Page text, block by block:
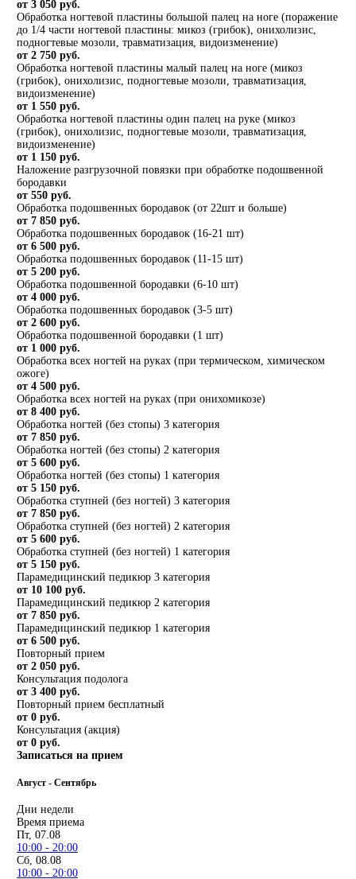
от 3 050 руб.
Обработка ногтевой пластины большой палец на ноге (поражение
до 1/4 части ногтевой пластины: микоз (грибок), онихолизис,
подногтевые мозоли, травматизация, видоизменение)
от 2 750 руб.
Обработка ногтевой пластины малый палец на ноге (микоз
(грибок), онихолизис, подногтевые мозоли, травматизация,
видоизменение)
от 1 550 руб.
Обработка ногтевой пластины один палец на руке (микоз
(грибок), онихолизис, подногтевые мозоли, травматизация,
видоизменение)
от 1 150 руб.
Наложение разгрузочной повязки при обработке подошвенной
бородавки
от 550 руб.
Обработка подошвенных бородавок (от 22шт и больше)
от 7 850 руб.
Обработка подошвенных бородавок (16-21 шт)
от 6 500 руб.
Обработка подошвенных бородавок (11-15 шт)
от 5 200 руб.
Обработка подошвенной бородавки (6-10 шт)
от 4 000 руб.
Обработка подошвенных бородавок (3-5 шт)
от 2 600 руб.
Обработка подошвенной бородавки (1 шт)
от 1 000 руб.
Обработка всех ногтей на руках (при термическом, химическом
ожоге)
от 4 500 руб.
Обработка всех ногтей на руках (при онихомикозе)
от 8 400 руб.
Обработка ногтей (без стопы) 3 категория
от 7 850 руб.
Обработка ногтей (без стопы) 2 категория
от 5 600 руб.
Обработка ногтей (без стопы) 1 категория
от 5 150 руб.
Обработка ступней (без ногтей) 3 категория
от 7 850 руб.
Обработка ступней (без ногтей) 2 категория
от 5 600 руб.
Обработка ступней (без ногтей) 1 категория
от 5 150 руб.
Парамедицинский педикюр 3 категория
от 10 100 руб.
Парамедицинский педикюр 2 категория
от 7 850 руб.
Парамедицинский педикюр 1 категория
от 6 500 руб.
Повторный прием
от 2 050 руб.
Консультация подолога
от 3 400 руб.
Повторный прием бесплатный
от 0 руб.
Консультация (акция)
от 0 руб.
Записаться на прием
Август - Сентябрь
Дни недели
Время приема
Пт, 07.08
10:00 - 20:00
Сб, 08.08
10:00 - 20:00